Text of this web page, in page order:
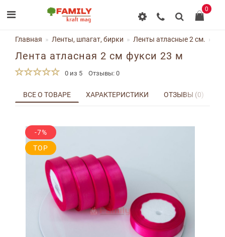
0
Главная Ленты, шпагат, бирки Ленты атласные 2 см.
Лента атласная 2 см фукси 23 м
0 из 5 Отзывы: 0
ВСЕ О ТОВАРЕ ХАРАКТЕРИСТИКИ ОТЗЫВЫ (0)
-7%
TOP